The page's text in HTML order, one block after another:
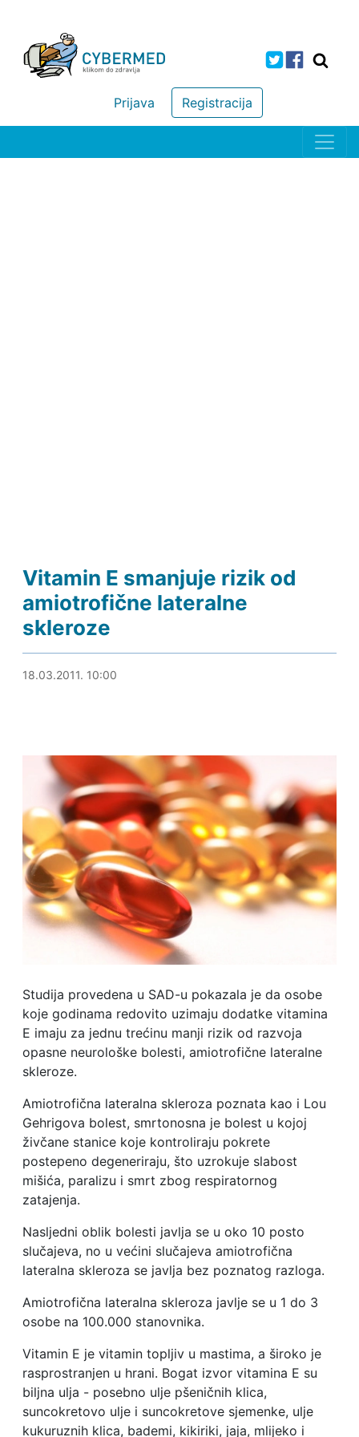
Registracija
Prijava
Vitamin E smanjuje rizik od
amiotrofične lateralne
skleroze
18.03.2011. 10:26
18.03.2011. 10:00
Studija provedena u SAD-u pokazala je da osobe
koje godinama redovito uzimaju dodatke vitamina
E imaju za jednu trećinu manji rizik od razvoja
opasne neurološke bolesti, amiotrofične lateralne
skleroze.
Amiotrofična lateralna skleroza poznata kao i Lou
Gehrigova bolest, smrtonosna je bolest u kojoj
živčane stanice koje kontroliraju pokrete
postepeno degeneriraju, što uzrokuje slabost
mišića, paralizu i smrt zbog respiratornog
zatajenja.
Nasljedni oblik bolesti javlja se u oko 10 posto
slučajeva, no u većini slučajeva amiotrofična
lateralna skleroza se javlja bez poznatog razloga.
Amiotrofična lateralna skleroza javlje se u 1 do 3
osobe na 100.000 stanovnika.
Vitamin E je vitamin topljiv u mastima, a široko je
rasprostranjen u hrani. Bogat izvor vitamina E su
biljna ulja - posebno ulje pšeničnih klica,
suncokretovo ulje i suncokretove sjemenke, ulje
kukuruznih klica, bademi, kikiriki, jaja, mlijeko i